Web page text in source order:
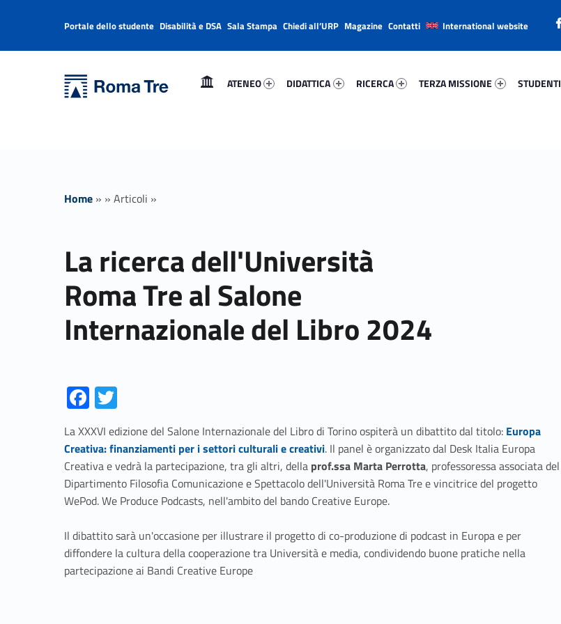
ATENEO
DIDATTICA
RICERCA
TERZA MISSIONE
STUDENTI
Header info sidebar
Portale dello studente Disabilità e DSA Sala Stampa Chiedi all’URP Magazine Contatti International website
Home » » Articoli »
La ricerca dell'Università
Roma Tre al Salone
Internazionale del Libro 2024
Fa
ce
b
o
o
k
w
itt
er
La XXXVI edizione del Salone Internazionale del Libro di Torino ospiterà un dibattito dal titolo: Link identifier #identifier__126325-1
Europa
Creativa: finanziamenti per i settori culturali e creativi. Il panel è organizzato dal Desk Italia Europa
Creativa e vedrà la partecipazione, tra gli altri, della prof.ssa Marta Perrotta, professoressa associata del
Dipartimento Filosofia Comunicazione e Spettacolo dell'Università Roma Tre e vincitrice del progetto
WePod. We Produce Podcasts, nell'ambito del bando Creative Europe.
Il dibattito sarà un'occasione per illustrare il progetto di co-produzione di podcast in Europa e per
diffondere la cultura della cooperazione tra Università e media, condividendo buone pratiche nella
partecipazione ai Bandi Creative Europe